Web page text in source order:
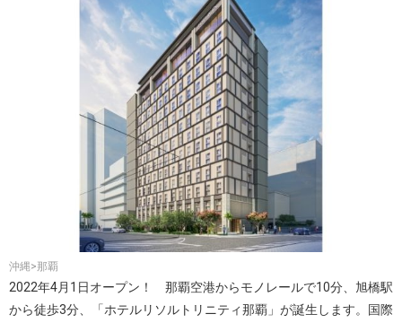
沖縄>那覇
2022年4月1日オープン！ 那覇空港からモノレールで10分、旭橋駅
から徒歩3分、「ホテルリソルトリニティ那覇」が誕生します。国際